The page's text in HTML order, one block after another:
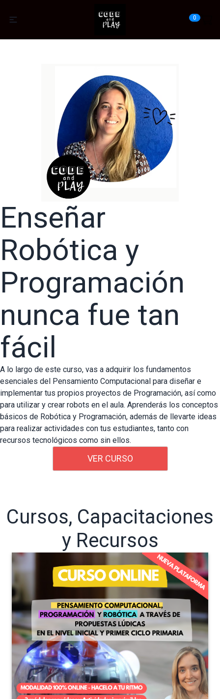
0
Enseñar
Robótica y
Programación
nunca fue tan
fácil
A lo largo de este curso, vas a adquirir los fundamentos
esenciales del Pensamiento Computacional para diseñar e
implementar tus propios proyectos de Programación, así como
para utilizar y crear robots en el aula. Aprenderás los conceptos
básicos de Robótica y Programación, además de llevarte ideas
para realizar actividades con tus estudiantes, tanto con
recursos tecnológicos como sin ellos.
VER CURSO
Cursos, Capacitaciones
y Recursos